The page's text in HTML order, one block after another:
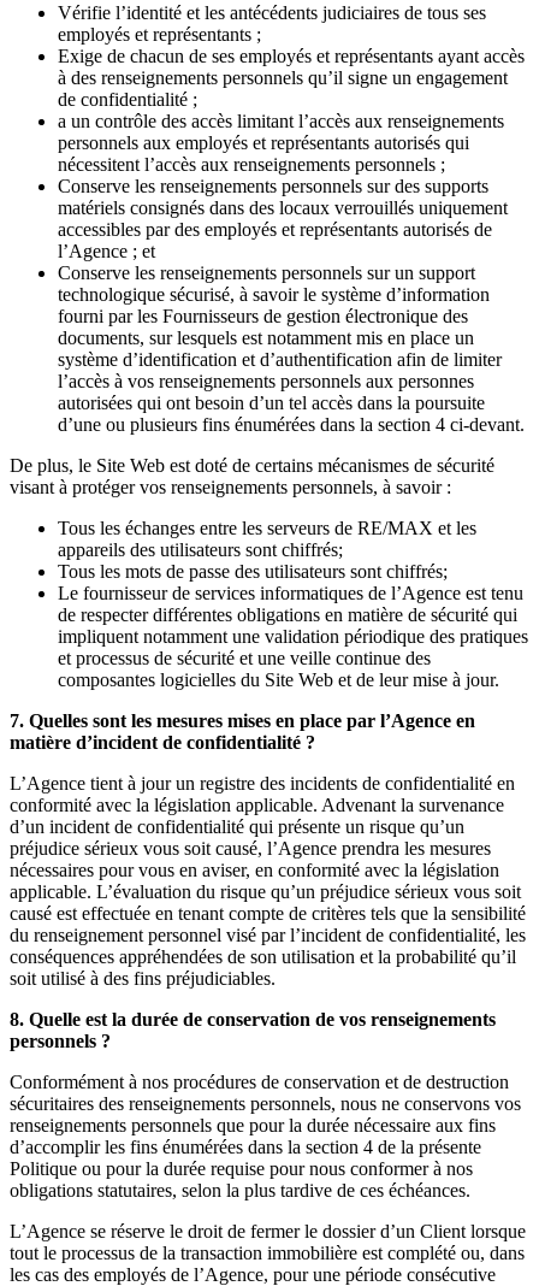
Vérifie l’identité et les antécédents judiciaires de tous ses
employés et représentants ;
Exige de chacun de ses employés et représentants ayant accès
à des renseignements personnels qu’il signe un engagement
de confidentialité ;
a un contrôle des accès limitant l’accès aux renseignements
personnels aux employés et représentants autorisés qui
nécessitent l’accès aux renseignements personnels ;
Conserve les renseignements personnels sur des supports
matériels consignés dans des locaux verrouillés uniquement
accessibles par des employés et représentants autorisés de
l’Agence ; et
Conserve les renseignements personnels sur un support
technologique sécurisé, à savoir le système d’information
fourni par les Fournisseurs de gestion électronique des
documents, sur lesquels est notamment mis en place un
système d’identification et d’authentification afin de limiter
l’accès à vos renseignements personnels aux personnes
autorisées qui ont besoin d’un tel accès dans la poursuite
d’une ou plusieurs fins énumérées dans la section 4 ci-devant.
De plus, le Site Web est doté de certains mécanismes de sécurité
visant à protéger vos renseignements personnels, à savoir :
Tous les échanges entre les serveurs de RE/MAX et les
appareils des utilisateurs sont chiffrés;
Tous les mots de passe des utilisateurs sont chiffrés;
Le fournisseur de services informatiques de l’Agence est tenu
de respecter différentes obligations en matière de sécurité qui
impliquent notamment une validation périodique des pratiques
et processus de sécurité et une veille continue des
composantes logicielles du Site Web et de leur mise à jour.
7. Quelles sont les mesures mises en place par l’Agence en
matière d’incident de confidentialité ?
L’Agence tient à jour un registre des incidents de confidentialité en
conformité avec la législation applicable. Advenant la survenance
d’un incident de confidentialité qui présente un risque qu’un
préjudice sérieux vous soit causé, l’Agence prendra les mesures
nécessaires pour vous en aviser, en conformité avec la législation
applicable. L’évaluation du risque qu’un préjudice sérieux vous soit
causé est effectuée en tenant compte de critères tels que la sensibilité
du renseignement personnel visé par l’incident de confidentialité, les
conséquences appréhendées de son utilisation et la probabilité qu’il
soit utilisé à des fins préjudiciables.
8. Quelle est la durée de conservation de vos renseignements
personnels ?
Conformément à nos procédures de conservation et de destruction
sécuritaires des renseignements personnels, nous ne conservons vos
renseignements personnels que pour la durée nécessaire aux fins
d’accomplir les fins énumérées dans la section 4 de la présente
Politique ou pour la durée requise pour nous conformer à nos
obligations statutaires, selon la plus tardive de ces échéances.
L’Agence se réserve le droit de fermer le dossier d’un Client lorsque
tout le processus de la transaction immobilière est complété ou, dans
les cas des employés de l’Agence, pour une période consécutive